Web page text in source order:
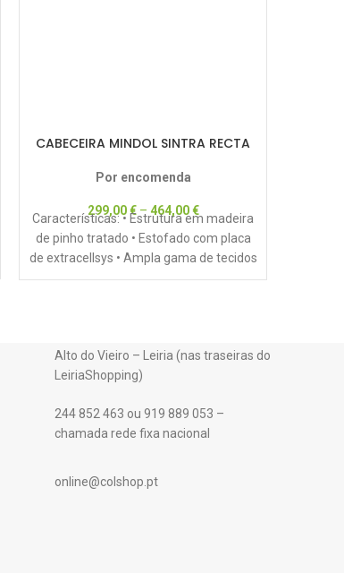
CABECEIRA MINDOL SINTRA RECTA
Por encomenda
299,00€– 464,00€
Características: • Estrutura em madeira
de pinho tratado • Estofado com placa
de extracellsys • Ampla gama de tecidos
disponíveis
Alto do Vieiro – Leiria (nas traseiras do
LeiriaShopping)
244 852 463 ou 919 889 053 –
chamada rede fixa nacional
online@colshop.pt